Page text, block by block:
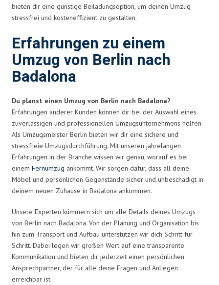
bieten dir eine günstige Beiladungsoption, um deinen Umzug
stressfrei und kosteneffizient zu gestalten.
Erfahrungen zu einem
Umzug von Berlin nach
Badalona
Du planst einen Umzug von Berlin nach Badalona?
Erfahrungen anderer Kunden können dir bei der Auswahl eines
zuverlässigen und professionellen Umzugsunternehmens helfen.
Als Umzugsmeister Berlin bieten wir dir eine sichere und
stressfreie Umzugsdurchführung. Mit unseren jahrelangen
Erfahrungen in der Branche wissen wir genau, worauf es bei
einem Fernumzug ankommt. Wir sorgen dafür, dass all deine
Möbel und persönlichen Gegenstände sicher und unbeschädigt in
deinem neuen Zuhause in Badalona ankommen.
Unsere Experten kümmern sich um alle Details deines Umzugs
von Berlin nach Badalona. Von der Planung und Organisation bis
hin zum Transport und Aufbau unterstützen wir dich Schritt für
Schritt. Dabei legen wir großen Wert auf eine transparente
Kommunikation und bieten dir jederzeit einen persönlichen
Ansprechpartner, der für alle deine Fragen und Anliegen
erreichbar ist.